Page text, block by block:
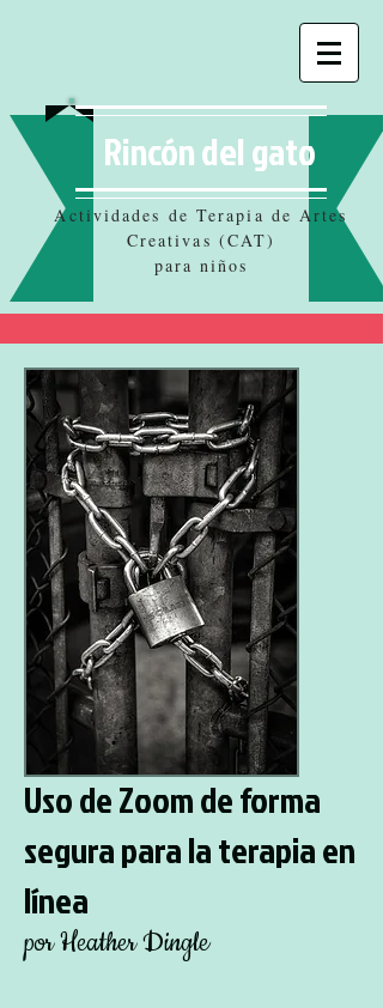
Rincón del gato
Actividades de Terapia de Artes
Creativas (CAT)
para niños
Uso de Zoom de forma
segura para la terapia en
línea
por Heather Dingle